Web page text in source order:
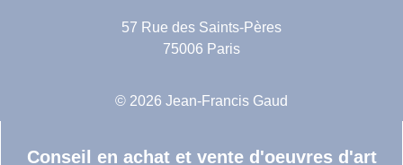
57 Rue des Saints-Pères
75006 Paris
© 2026 Jean-Francis Gaud
Conseil en achat et vente d'oeuvres d'art